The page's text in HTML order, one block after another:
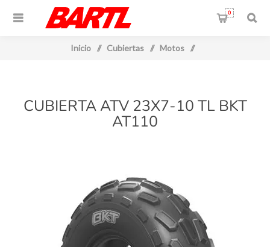
0
Inicio / Cubiertas / Motos /
CUBIERTA ATV 23X7-10 TL BKT
AT110